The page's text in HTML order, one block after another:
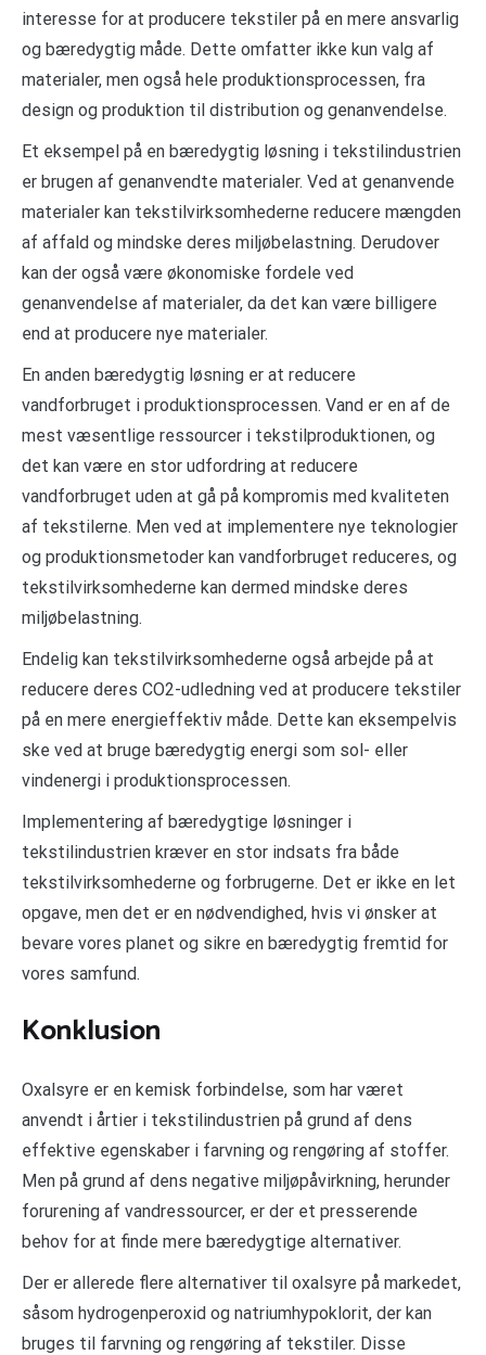
interesse for at producere tekstiler på en mere ansvarlig
og bæredygtig måde. Dette omfatter ikke kun valg af
materialer, men også hele produktionsprocessen, fra
design og produktion til distribution og genanvendelse.
Et eksempel på en bæredygtig løsning i tekstilindustrien
er brugen af genanvendte materialer. Ved at genanvende
materialer kan tekstilvirksomhederne reducere mængden
af affald og mindske deres miljøbelastning. Derudover
kan der også være økonomiske fordele ved
genanvendelse af materialer, da det kan være billigere
end at producere nye materialer.
En anden bæredygtig løsning er at reducere
vandforbruget i produktionsprocessen. Vand er en af de
mest væsentlige ressourcer i tekstilproduktionen, og
det kan være en stor udfordring at reducere
vandforbruget uden at gå på kompromis med kvaliteten
af tekstilerne. Men ved at implementere nye teknologier
og produktionsmetoder kan vandforbruget reduceres, og
tekstilvirksomhederne kan dermed mindske deres
miljøbelastning.
Endelig kan tekstilvirksomhederne også arbejde på at
reducere deres CO2-udledning ved at producere tekstiler
på en mere energieffektiv måde. Dette kan eksempelvis
ske ved at bruge bæredygtig energi som sol- eller
vindenergi i produktionsprocessen.
Implementering af bæredygtige løsninger i
tekstilindustrien kræver en stor indsats fra både
tekstilvirksomhederne og forbrugerne. Det er ikke en let
opgave, men det er en nødvendighed, hvis vi ønsker at
bevare vores planet og sikre en bæredygtig fremtid for
vores samfund.
Konklusion
Oxalsyre er en kemisk forbindelse, som har været
anvendt i årtier i tekstilindustrien på grund af dens
effektive egenskaber i farvning og rengøring af stoffer.
Men på grund af dens negative miljøpåvirkning, herunder
forurening af vandressourcer, er der et presserende
behov for at finde mere bæredygtige alternativer.
Der er allerede flere alternativer til oxalsyre på markedet,
såsom hydrogenperoxid og natriumhypoklorit, der kan
bruges til farvning og rengøring af tekstiler. Disse